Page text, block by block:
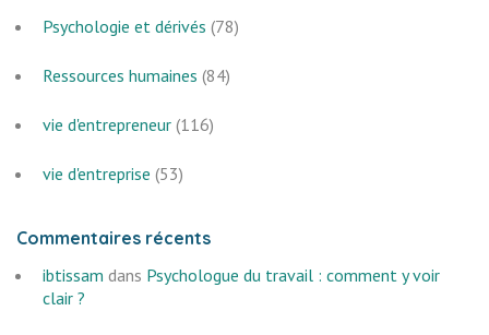
Psychologie et dérivés (78)
Ressources humaines (84)
vie d'entrepreneur (116)
vie d'entreprise (53)
Commentaires récents
ibtissam dans Psychologue du travail : comment y voir
clair ?